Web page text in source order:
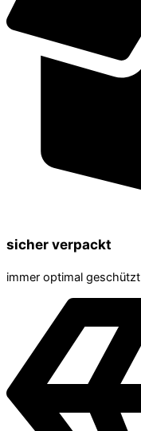
sicher verpackt
immer optimal geschützt